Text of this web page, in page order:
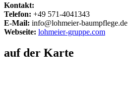
Kontakt:
Telefon: +49 571-4041343
E-Mail: info@lohmeier-baumpflege.de
Webseite: lohmeier-gruppe.com
auf der Karte